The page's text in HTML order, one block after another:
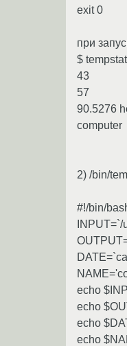
exit 0
при
$ tempstat
43
57
90.5276
computer
2) /bin/
#!/bin/
echo
echo
echo
echo